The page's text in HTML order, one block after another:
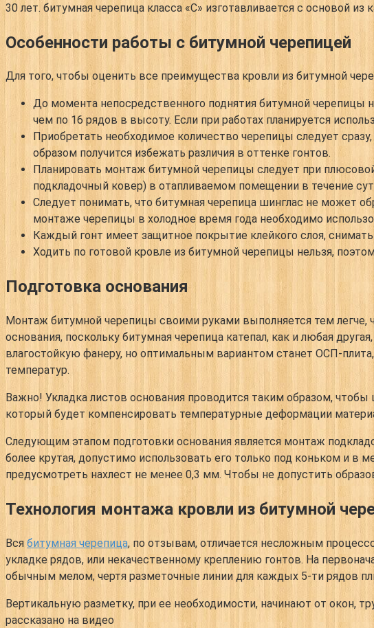
30 лет. битумная черепица класса «С» изготавливается с основой
Особенности работы с битумной черепицей
Для того, чтобы оценить все преимущества кровли из битумной
До момента непосредственного поднятия битумной черепицы
чем по 16 рядов в высоту. Если при работах планируется
Приобретать необходимое количество черепицы следует
образом получится избежать различия в оттенке гонтов.
Планировать монтаж битумной черепицы следует при
подкладочный ковер) в отапливаемом помещении в течение
Следует понимать, что битумная черепица шинглас не может
монтаже черепицы в холодное время года необходимо
Каждый гонт имеет защитное покрытие клейкого слоя,
Ходить по готовой кровле из битумной черепицы нельзя,
Подготовка основания
Монтаж битумной черепицы своими руками выполняется тем легче,
основания, поскольку битумная черепица катепал, как и любая
влагостойкую фанеру, но оптимальным вариантом станет ОСП-
температур.
Важно! Укладка листов основания проводится таким образом,
который будет компенсировать температурные деформации
Следующим этапом подготовки основания является монтаж
более крутая, допустимо использовать его только под коньком и
предусмотреть нахлест не менее 0,3 мм. Чтобы не допустить
Технология монтажа кровли из битумной
Вся битумная черепица, по отзывам, отличается несложным
укладке рядов, или некачественному креплению гонтов. На
обычным мелом, чертя разметочные линии для каждых 5-ти рядов
Вертикальную разметку, при ее необходимости, начинают от окон,
рассказано на видео